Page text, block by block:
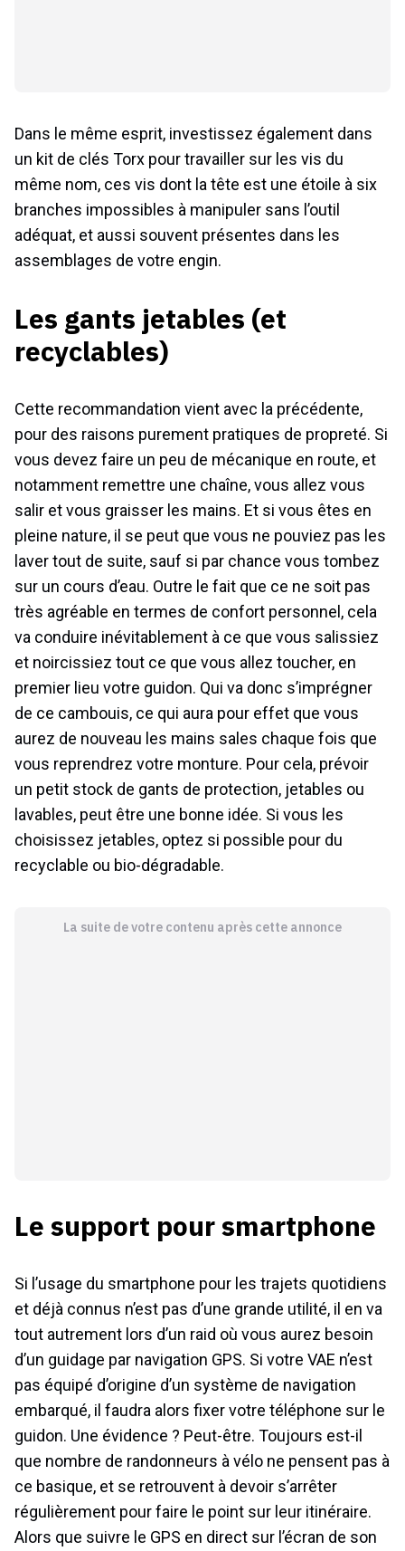
Dans le même esprit, investissez également dans
un kit de clés Torx pour travailler sur les vis du
même nom, ces vis dont la tête est une étoile à six
branches impossibles à manipuler sans l’outil
adéquat, et aussi souvent présentes dans les
assemblages de votre engin.
Les gants jetables (et
recyclables)
Cette recommandation vient avec la précédente,
pour des raisons purement pratiques de propreté. Si
vous devez faire un peu de mécanique en route, et
notamment remettre une chaîne, vous allez vous
salir et vous graisser les mains. Et si vous êtes en
pleine nature, il se peut que vous ne pouviez pas les
laver tout de suite, sauf si par chance vous tombez
sur un cours d’eau. Outre le fait que ce ne soit pas
très agréable en termes de confort personnel, cela
va conduire inévitablement à ce que vous salissiez
et noircissiez tout ce que vous allez toucher, en
premier lieu votre guidon. Qui va donc s’imprégner
de ce cambouis, ce qui aura pour effet que vous
aurez de nouveau les mains sales chaque fois que
vous reprendrez votre monture. Pour cela, prévoir
un petit stock de gants de protection, jetables ou
lavables, peut être une bonne idée. Si vous les
choisissez jetables, optez si possible pour du
recyclable ou bio-dégradable.
La suite de votre contenu après cette annonce
Le support pour smartphone
Si l’usage du smartphone pour les trajets quotidiens
et déjà connus n’est pas d’une grande utilité, il en va
tout autrement lors d’un raid où vous aurez besoin
d’un guidage par navigation GPS. Si votre VAE n’est
pas équipé d’origine d’un système de navigation
embarqué, il faudra alors fixer votre téléphone sur le
guidon. Une évidence ? Peut-être. Toujours est-il
que nombre de randonneurs à vélo ne pensent pas à
ce basique, et se retrouvent à devoir s’arrêter
régulièrement pour faire le point sur leur itinéraire.
Alors que suivre le GPS en direct sur l’écran de son